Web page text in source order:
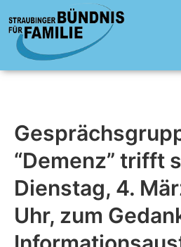
Inhalt
springen
“Demenz” trifft
Dienstag, 4.
Uhr, zum